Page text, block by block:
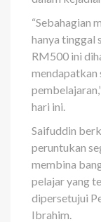
“Sebahagian
hanya tinggal
RM500 ini
mendapatkan
hari ini.
Saifuddin
peruntukan
membina
pelajar yang
dipersetujui
Ibrahim.